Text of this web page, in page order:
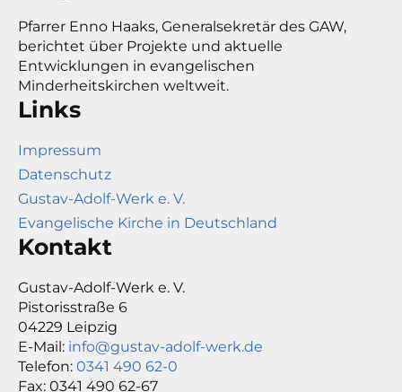
Pfarrer Enno Haaks, Generalsekretär des GAW,
berichtet über Projekte und aktuelle
Entwicklungen in evangelischen
Minderheitskirchen weltweit.
Links
Impressum
Datenschutz
Gustav-Adolf-Werk e. V.
Evangelische Kirche in Deutschland
Kontakt
Gustav-Adolf-Werk e. V.
Pistorisstraße 6
04229 Leipzig
E-Mail: info@gustav-adolf-werk.de
Telefon: 0341 490 62-0
Fax: 0341 490 62-67